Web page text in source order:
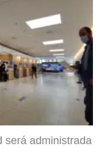
será administrada